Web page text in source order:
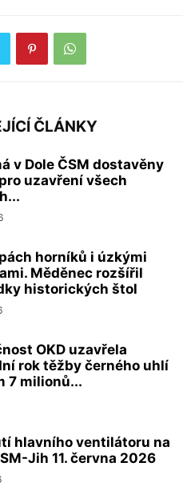
ČLÁNKY
v Dole ČSM dostavěny
uzavření všech
horníků i úzkými
Měděnec rozšířil
historických štol
OKD uzavřela
rok těžby černého uhlí
7 milionů...
hlavního ventilátoru na
Jih 11. června 2026